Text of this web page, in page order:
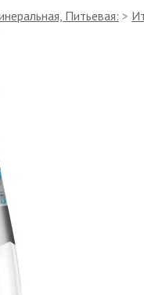
Питьевая: >